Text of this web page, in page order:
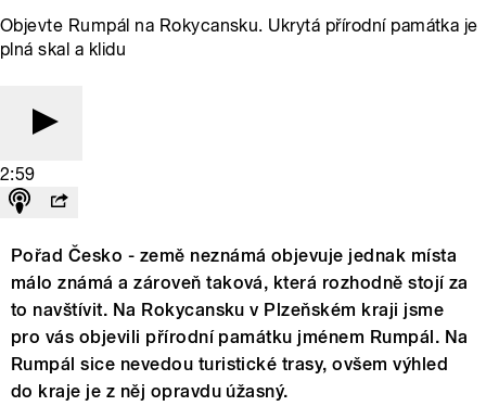
Objevte Rumpál na Rokycansku. Ukrytá přírodní památka je
plná skal a klidu
2:59
Pořad Česko - země neznámá objevuje jednak místa
málo známá a zároveň taková, která rozhodně stojí za
to navštívit. Na Rokycansku v Plzeňském kraji jsme
pro vás objevili přírodní památku jménem Rumpál. Na
Rumpál sice nevedou turistické trasy, ovšem výhled
do kraje je z něj opravdu úžasný.